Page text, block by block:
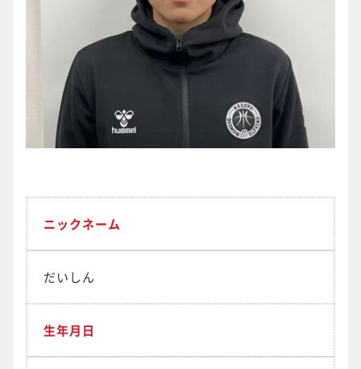
ニックネーム
だいしん
生年月日